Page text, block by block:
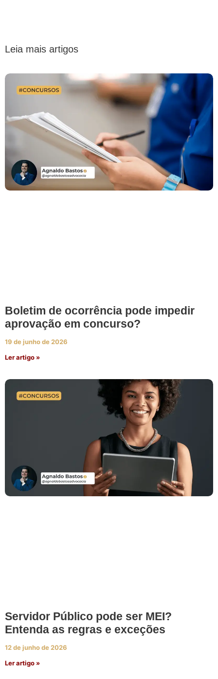
Leia mais artigos
Boletim de ocorrência pode impedir
aprovação em concurso?
19 de junho de 2026
Ler artigo »
Servidor Público pode ser MEI?
Entenda as regras e exceções
12 de junho de 2026
Ler artigo »